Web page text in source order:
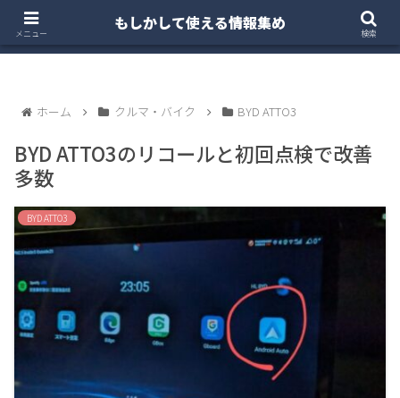
ホーム 注文住宅
ホーム クルマ・バイク BYD ATTO3
BYD ATTO3のリコールと初回点検で改善
多数
BYD ATTO3
メニュー
もしかして使える情報集め
検索